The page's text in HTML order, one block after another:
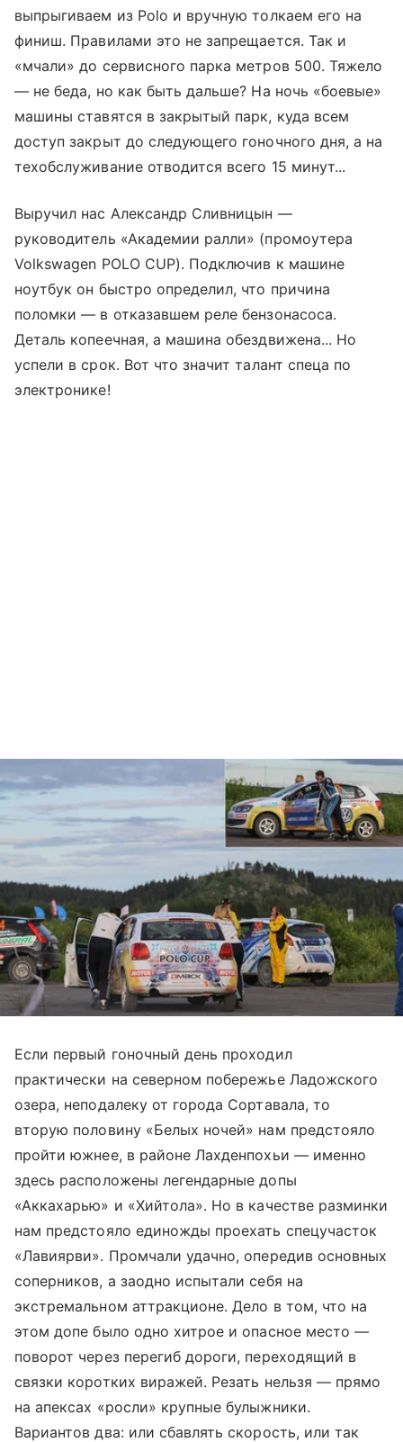
выпрыгиваем из Polo и вручную толкаем его на
финиш. Правилами это не запрещается. Так и
«мчали» до сервисного парка метров 500. Тяжело
— не беда, но как быть дальше? На ночь «боевые»
машины ставятся в закрытый парк, куда всем
доступ закрыт до следующего гоночного дня, а на
техобслуживание отводится всего 15 минут...
Выручил нас Александр Сливницын —
руководитель «Академии ралли» (промоутера
Volkswagen POLO CUP). Подключив к машине
ноутбук он быстро определил, что причина
поломки — в отказавшем реле бензонасоса.
Деталь копеечная, а машина обездвижена... Но
успели в срок. Вот что значит талант спеца по
электронике!
Если первый гоночный день проходил
практически на северном побережье Ладожского
озера, неподалеку от города Сортавала, то
вторую половину «Белых ночей» нам предстояло
пройти южнее, в районе Лахденпохьи — именно
здесь расположены легендарные допы
«Аккахарью» и «Хийтола». Но в качестве разминки
нам предстояло единожды проехать спецучасток
«Лавиярви». Промчали удачно, опередив основных
соперников, а заодно испытали себя на
экстремальном аттракционе. Дело в том, что на
этом допе было одно хитрое и опасное место —
поворот через перегиб дороги, переходящий в
связки коротких виражей. Резать нельзя — прямо
на апексах «росли» крупные булыжники.
Вариантов два: или сбавлять скорость, или так